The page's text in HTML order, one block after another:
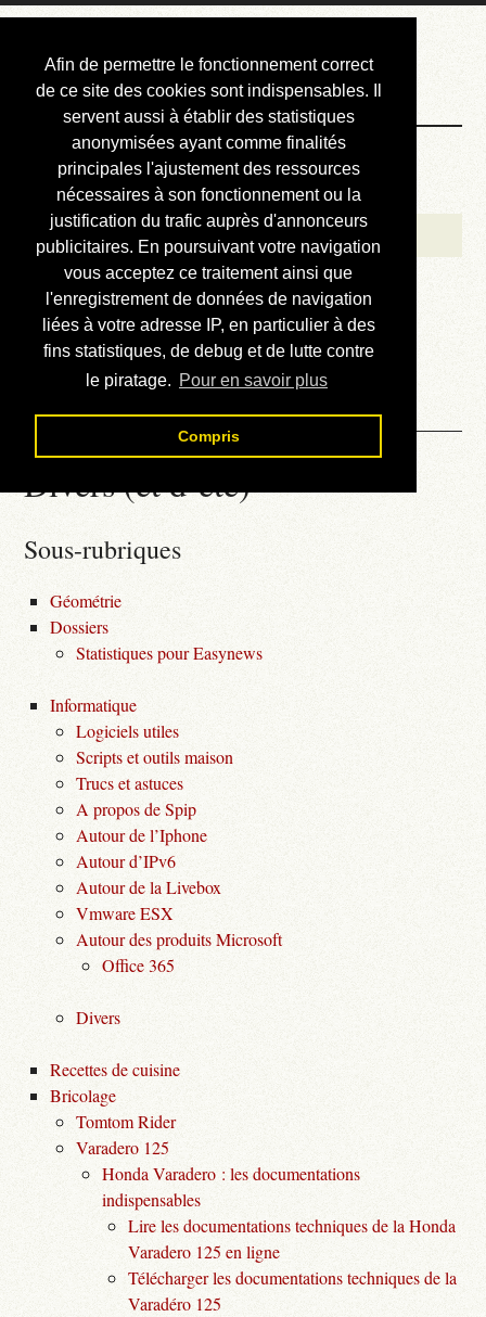
Afin de permettre le fonctionnement correct
de ce site des cookies sont indispensables. Il
servent aussi à établir des statistiques
anonymisées ayant comme finalités
principales l'ajustement des ressources
nécessaires à son fonctionnement ou la
justification du trafic auprès d'annonceurs
publicitaires. En poursuivant votre navigation
vous acceptez ce traitement ainsi que
l'enregistrement de données de navigation
liées à votre adresse IP, en particulier à des
fins statistiques, de debug et de lutte contre
le piratage. Pour en savoir plus
Compris
Courbis, « LE »
Blog Officiel
Bienvenue
Réalisations
Divers (et d’été)
Annonces
Liens externes
Téléchargement
Contact
Divers (et d’été)
Sous-rubriques
Géométrie
Dossiers
Statistiques pour Easynews
Informatique
Logiciels utiles
Scripts et outils maison
Trucs et astuces
A propos de Spip
Autour de l’Iphone
Autour d’IPv6
Autour de la Livebox
Vmware ESX
Autour des produits Microsoft
Office 365
Divers
Recettes de cuisine
Bricolage
Tomtom Rider
Varadero 125
Honda Varadero : les documentations
indispensables
Lire les documentations techniques de la Honda
Varadero 125 en ligne
Télécharger les documentations techniques de la
Varadéro 125